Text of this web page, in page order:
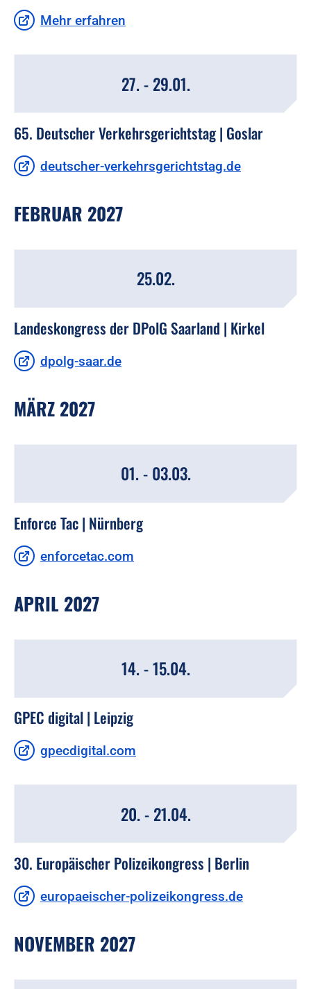
Mehr erfahren
27. - 29.01.
65. Deutscher Verkehrsgerichtstag | Goslar
deutscher-verkehrsgerichtstag.de
FEBRUAR 2027
25.02.
Landeskongress der DPolG Saarland | Kirkel
dpolg-saar.de
MÄRZ 2027
01. - 03.03.
Enforce Tac | Nürnberg
enforcetac.com
APRIL 2027
14. - 15.04.
GPEC digital | Leipzig
gpecdigital.com
20. - 21.04.
30. Europäischer Polizeikongress | Berlin
europaeischer-polizeikongress.de
NOVEMBER 2027